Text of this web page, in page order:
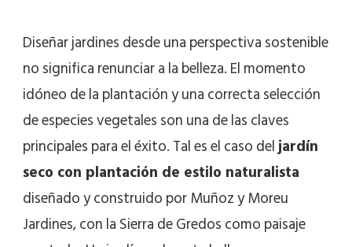
Diseñar jardines desde una perspectiva sostenible
no significa renunciar a la belleza. El momento
idóneo de la plantación y una correcta selección
de especies vegetales son una de las claves
principales para el éxito. Tal es el caso deljardín
seco con plantación de estilo naturalista
diseñado y construido por Muñoz y Moreu
Jardines, con la Sierra de Gredos como paisaje